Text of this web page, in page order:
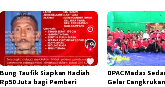
Bung Taufik Siapkan Hadiah
Rp50 Juta bagi Pemberi
DPAC Madas
Gelar